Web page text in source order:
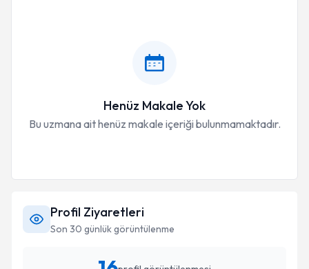
Henüz Makale Yok
Bu uzmana ait henüz makale içeriği bulunmamaktadır.
Profil Ziyaretleri
Son 30 günlük görüntülenme